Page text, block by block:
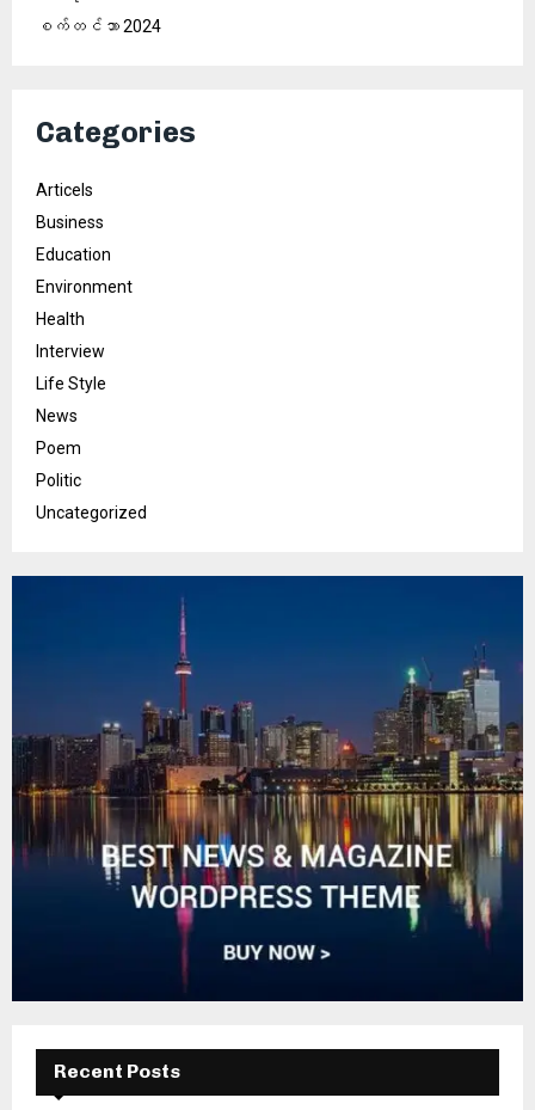
စက်တင်ဘာ 2024
Categories
Articels
Business
Education
Environment
Health
Interview
Life Style
News
Poem
Politic
Uncategorized
Recent Posts